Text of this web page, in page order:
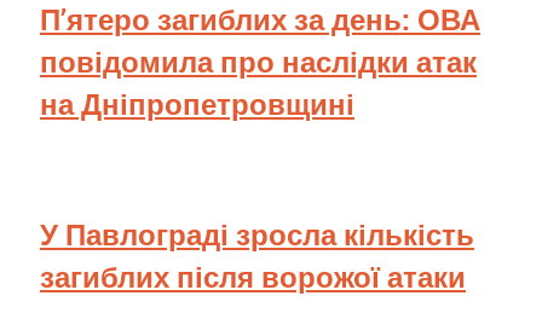
П’ятеро загиблих за день: ОВА
повідомила про наслідки атак
на Дніпропетровщині
У Павлограді зросла кількість
загиблих після ворожої атаки